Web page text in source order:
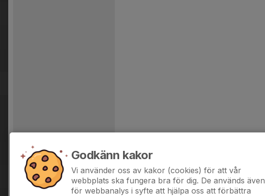
Godkänn kakor
Vi använder oss av kakor (cookies) för att vår
webbplats ska fungera bra för dig. De används även
för webbanalys i syfte att hjälpa oss att förbättra